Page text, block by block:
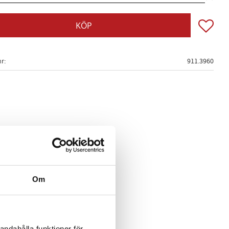
Om
KÖP Lägg
911.3960